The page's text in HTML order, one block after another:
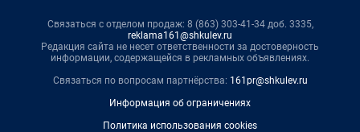
Связаться с отделом продаж: 8 (863) 303-41-34 доб. 3335,
reklama161@shkulev.ru
Редакция сайта не несет ответственности за достоверность
информации, содержащейся в рекламных объявлениях.
Связаться по вопросам партнёрства: 161pr@shkulev.ru
Информация об ограничениях
Политика использования cookies